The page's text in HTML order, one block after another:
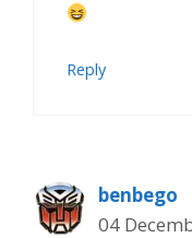
Reply
benbego
04